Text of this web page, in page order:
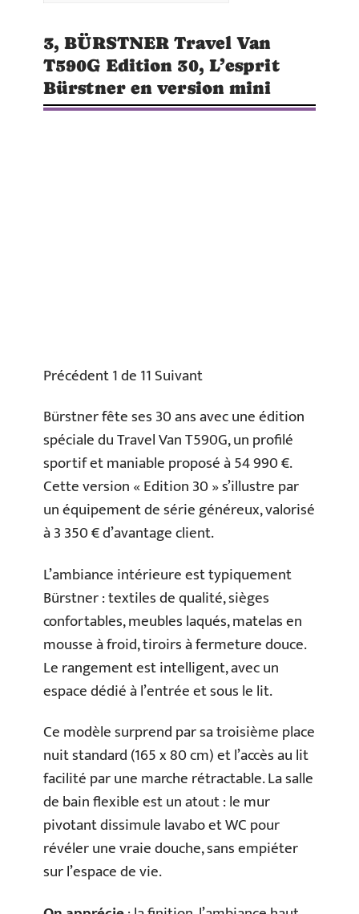
3, BÜRSTNER Travel Van
T590G Edition 30, L’esprit
Bürstner en version mini
Précédent 1 de 11 Suivant
Bürstner fête ses 30 ans avec une édition
spéciale du Travel Van T590G, un profilé
sportif et maniable proposé à 54 990 €.
Cette version « Edition 30 » s’illustre par
un équipement de série généreux, valorisé
à 3 350 € d’avantage client.
L’ambiance intérieure est typiquement
Bürstner : textiles de qualité, sièges
confortables, meubles laqués, matelas en
mousse à froid, tiroirs à fermeture douce.
Le rangement est intelligent, avec un
espace dédié à l’entrée et sous le lit.
Ce modèle surprend par sa troisième place
nuit standard (165 x 80 cm) et l’accès au lit
facilité par une marche rétractable. La salle
de bain flexible est un atout : le mur
pivotant dissimule lavabo et WC pour
révéler une vraie douche, sans empiéter
sur l’espace de vie.